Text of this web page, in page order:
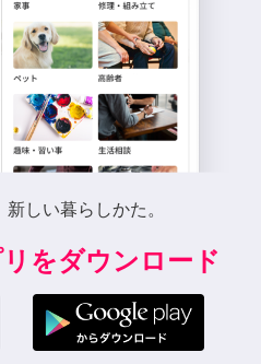
しい暮らしかた。
をダウンロード